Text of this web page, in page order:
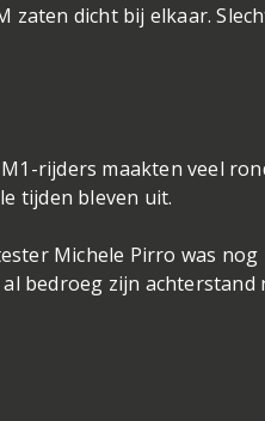
zaten dicht bij elkaar.
rijders maakten veel
tijden bleven uit.
Michele Pirro was nog
bedroeg zijn achterstand